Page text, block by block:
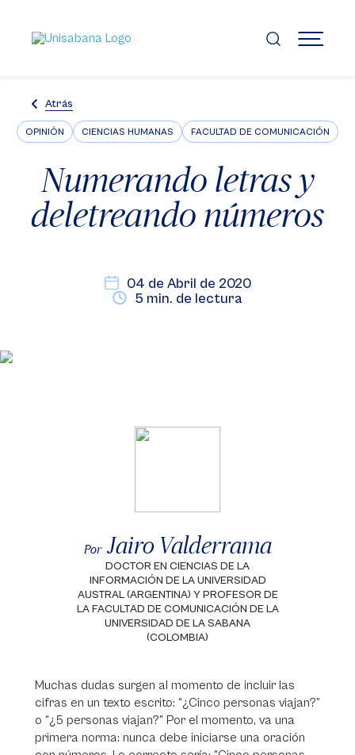
contenido
principal
MENÚ
Atrás
OPINIÓN CIENCIAS HUMANAS FACULTAD DE COMUNICACIÓN
Numerando letras y
deletreando números
04 de Abril de 2020
5 min. de lectura
Por Jairo Valderrama
DOCTOR EN CIENCIAS DE LA
INFORMACIÓN DE LA UNIVERSIDAD
AUSTRAL (ARGENTINA) Y PROFESOR DE
LA FACULTAD DE COMUNICACIÓN DE LA
UNIVERSIDAD DE LA SABANA
(COLOMBIA)
Muchas dudas surgen al momento de incluir las
cifras en un texto escrito: “¿Cinco personas viajan?”
o “¿5 personas viajan?” Por el momento, va una
primera norma: nunca debe iniciarse una oración